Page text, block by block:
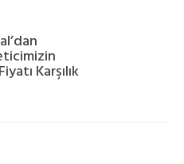
Karşılık